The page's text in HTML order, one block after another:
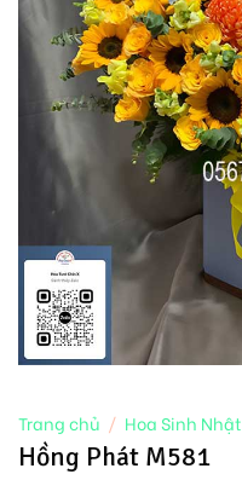
Trang chủ / Hoa Sinh Nhật
Hồng Phát M581